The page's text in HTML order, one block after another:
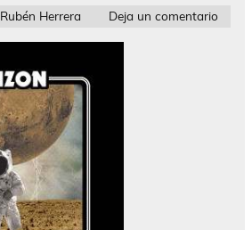
Rubén Herrera Deja un comentario